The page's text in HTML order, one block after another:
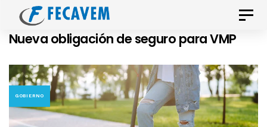
Skip
links
primary
Skip
Toggle
Nueva obligación de seguro para VMP
GOBIERNO